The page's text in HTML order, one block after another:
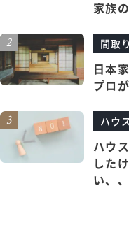
家族
間取
日本
プロ
ハウ
ハウ
した
い、